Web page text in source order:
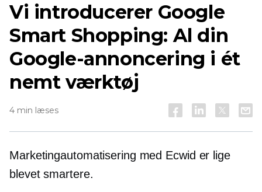
Vi introducerer Google
Smart Shopping: Al din
Google-annoncering i ét
nemt værktøj
4 min læses
Marketingautomatisering med Ecwid er lige
blevet smartere.